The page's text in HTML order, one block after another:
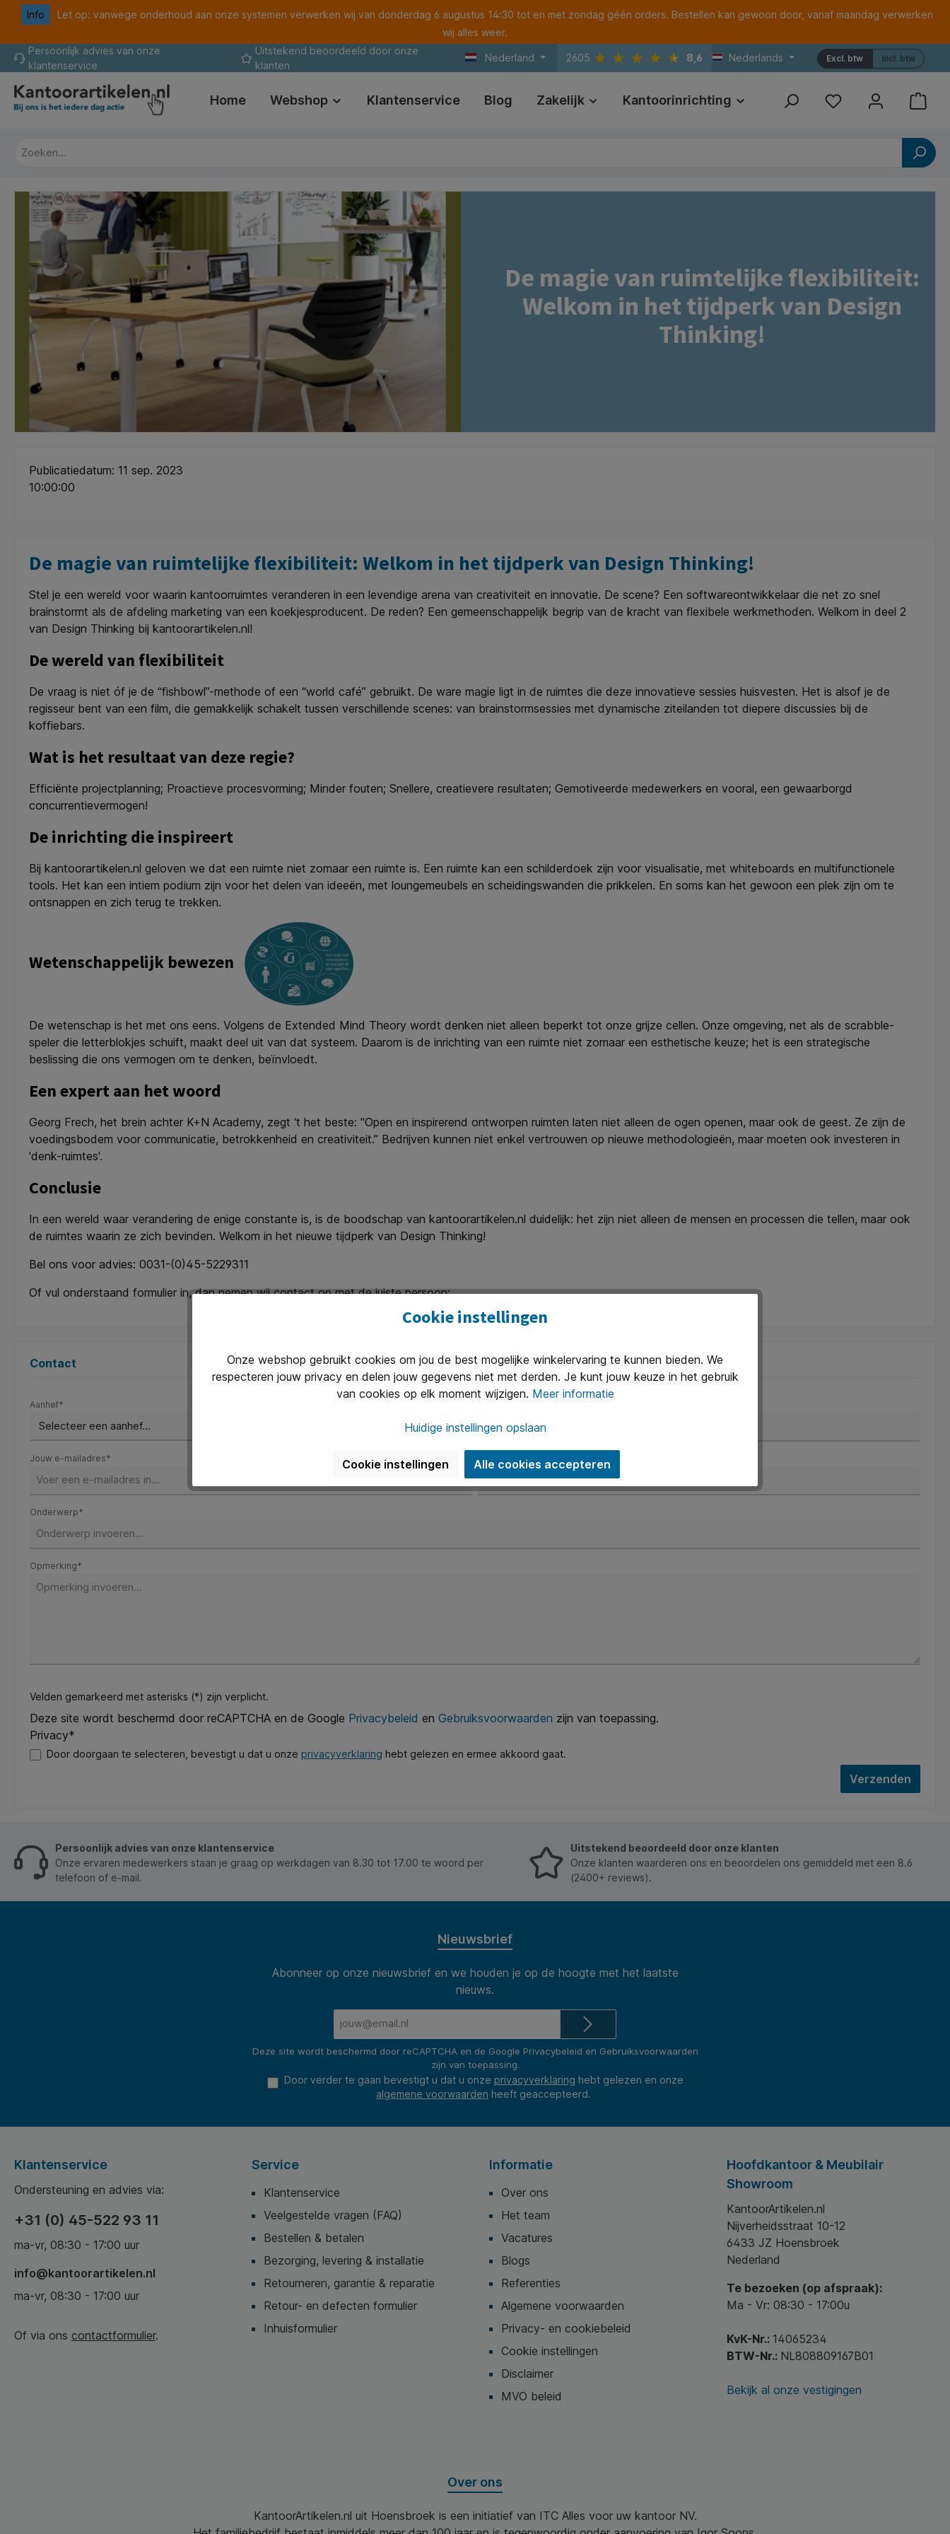
Ga naar de hoofdnavigatie
Info
Let op: vanwege onderhoud aan onze systemen verwerken wij van donderdag 6 augustus 14:30 tot en met zondag géén orders. Bestellen kan gewoon door, vanaf maandag verwerken
wij alles weer.
Persoonlijk advies van onze
klantenservice
Uitstekend beoordeeld door onze
klanten
Nederland 2605 8,6 Nederlands Incl. btw
Excl. btw
Home Webshop Klantenservice Blog Zakelijk Kantoorinrichting Print Referenties
De magie van ruimtelijke flexibiliteit:
Welkom in het tijdperk van Design
Thinking!
Publicatiedatum: 11 sep. 2023
10:00:00
De magie van ruimtelijke flexibiliteit: Welkom in het tijdperk van Design Thinking!
Stel je een wereld voor waarin kantoorruimtes veranderen in een levendige arena van creativiteit en innovatie. De scene? Een softwareontwikkelaar die net zo snel
brainstormt als de afdeling marketing van een koekjesproducent. De reden? Een gemeenschappelijk begrip van de kracht van flexibele werkmethoden. Welkom in deel 2
van Design Thinking bij kantoorartikelen.nl!
De wereld van flexibiliteit
De vraag is niet óf je de “fishbowl”-methode of een “world café” gebruikt. De ware magie ligt in de ruimtes die deze innovatieve sessies huisvesten. Het is alsof je de
regisseur bent van een film, die gemakkelijk schakelt tussen verschillende scenes: van brainstormsessies met dynamische ziteilanden tot diepere discussies bij de
koffiebars.
Wat is het resultaat van deze regie?
Efficiënte projectplanning; Proactieve procesvorming; Minder fouten; Snellere, creatievere resultaten; Gemotiveerde medewerkers en vooral, een gewaarborgd
concurrentievermogen!
De inrichting die inspireert
Bij kantoorartikelen.nl geloven we dat een ruimte niet zomaar een ruimte is. Een ruimte kan een schilderdoek zijn voor visualisatie, met whiteboards en multifunctionele
tools. Het kan een intiem podium zijn voor het delen van ideeën, met loungemeubels en scheidingswanden die prikkelen. En soms kan het gewoon een plek zijn om te
ontsnappen en zich terug te trekken.
Wetenschappelijk bewezen
De wetenschap is het met ons eens. Volgens de Extended Mind Theory wordt denken niet alleen beperkt tot onze grijze cellen. Onze omgeving, net als de scrabble-
speler die letterblokjes schuift, maakt deel uit van dat systeem. Daarom is de inrichting van een ruimte niet zomaar een esthetische keuze; het is een strategische
beslissing die ons vermogen om te denken, beïnvloedt.
Een expert aan het woord
Georg Frech, het brein achter K+N Academy, zegt ‘t het beste: "Open en inspirerend ontworpen ruimten laten niet alleen de ogen openen, maar ook de geest. Ze zijn de
voedingsbodem voor communicatie, betrokkenheid en creativiteit.” Bedrijven kunnen niet enkel vertrouwen op nieuwe methodologieën, maar moeten ook investeren in
'denk-ruimtes'.
Conclusie
In een wereld waar verandering de enige constante is, is de boodschap van kantoorartikelen.nl duidelijk: het zijn niet alleen de mensen en processen die tellen, maar ook
de ruimtes waarin ze zich bevinden. Welkom in het nieuwe tijdperk van Design Thinking!
Bel ons voor advies: 0031-(0)45-5229311
Of vul onderstaand formulier in, dan nemen wij contact op met de juiste persoon:
Contact
Aanhef*
Jouw e-mailadres* Telefoon*
Onderwerp*
Opmerking*
Velden gemarkeerd met asterisks (*) zijn verplicht.
Deze site wordt beschermd door reCAPTCHA en de Google Privacybeleid en Gebruiksvoorwaarden zijn van toepassing.
Privacy*
Door doorgaan te selecteren, bevestigt u dat u onze privacyverklaring hebt gelezen en ermee akkoord gaat.
Verzenden
Persoonlijk advies van onze klantenservice
Onze ervaren medewerkers staan je graag op werkdagen van 8.30 tot 17.00 te woord per
telefoon of e-mail.
Uitstekend beoordeeld door onze klanten
Onze klanten waarderen ons en beoordelen ons gemiddeld met een 8.6
(2400+ reviews).
Nieuwsbrief
Abonneer op onze nieuwsbrief en we houden je op de hoogte met het laatste
nieuws.
Deze site wordt beschermd door reCAPTCHA en de Google Privacybeleid en Gebruiksvoorwaarden
zijn van toepassing.
Door verder te gaan bevestigt u dat u onze privacyverklaring hebt gelezen en onze
algemene voorwaarden heeft geaccepteerd.
Klantenservice
Ondersteuning en advies via:
+31 (0) 45-522 93 11
ma-vr, 08:30 - 17:00 uur
info@kantoorartikelen.nl
ma-vr, 08:30 - 17:00 uur
Of via ons contactformulier.
Service
Klantenservice
Veelgestelde vragen (FAQ)
Bestellen & betalen
Bezorging, levering & installatie
Retourneren, garantie & reparatie
Retour- en defecten formulier
Inhuisformulier
Informatie
Over ons
Het team
Vacatures
Blogs
Referenties
Algemene voorwaarden
Privacy- en cookiebeleid
Cookie instellingen
Disclaimer
MVO beleid
Hoofdkantoor & Meubilair
Showroom
KantoorArtikelen.nl
Nijverheidsstraat 10-12
6433 JZ Hoensbroek
Nederland
Te bezoeken (op afspraak):
Ma - Vr: 08:30 - 17:00u
KvK-Nr.: 14065234
BTW-Nr.: NL808809167B01
Bekijk al onze vestigingen
Over ons
KantoorArtikelen.nl uit Hoensbroek is een initiatief van ITC Alles voor uw kantoor NV.
Cookie instellingen
Onze webshop gebruikt cookies om jou de best mogelijke winkelervaring te kunnen bieden. We
respecteren jouw privacy en delen jouw gegevens niet met derden. Je kunt jouw keuze in het gebruik
van cookies op elk moment wijzigen. Meer informatie
Huidige instellingen opslaan
Cookie instellingen Alle cookies accepteren